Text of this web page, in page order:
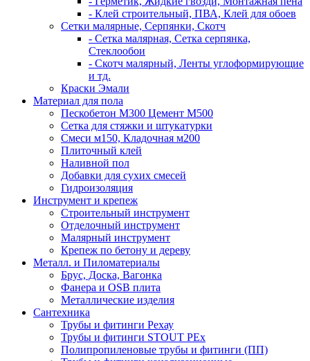
- Клей строительный, ПВА, Клей для обоев
Сетки малярные, Серпянки, Скотч
- Сетка малярная, Сетка серпянка,
Стеклообои
- Скотч малярный, Ленты углоформирующие
и тд.
Краски Эмали
Материал для пола
Пескобетон М300 Цемент М500
Сетка для стяжки и штукатурки
Смеси м150, Кладочная м200
Плиточный клей
Наливной пол
Добавки для сухих смесей
Гидроизоляция
Инструмент и крепеж
Строительный инструмент
Отделочный инструмент
Малярный инструмент
Крепеж по бетону и дереву
Металл. и Пиломатериалы
Брус, Доска, Вагонка
Фанера и OSB плита
Металлические изделия
Сантехника
Трубы и фитинги Рехау
Трубы и фитинги STOUT PEx
Полипропиленовые трубы и фитинги (ПП)